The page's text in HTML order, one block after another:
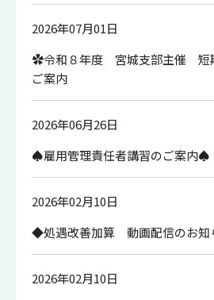
2026年07月01日
✿令和８年度 宮城支部主催 短
ご案内
2026年06月26日
♠雇用管理責任者講習のご案内♠
2026年02月10日
◆処遇改善加算 動画配信のお
2026年02月10日